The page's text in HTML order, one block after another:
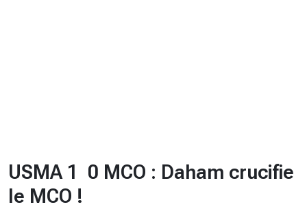
USMA 1  0 MCO : Daham crucifie
le MCO !